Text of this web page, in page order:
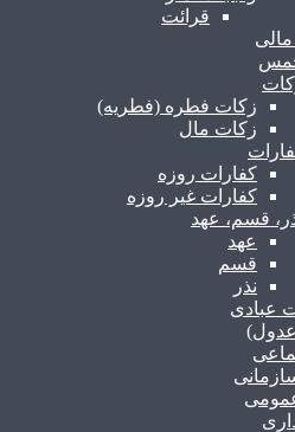
قرائت
زکات فطره (فطریه)
زکات مال
کفارات روزه
کفارات غیر روزه
قسم، عهد
عهد
قسم
نذر
عبادی